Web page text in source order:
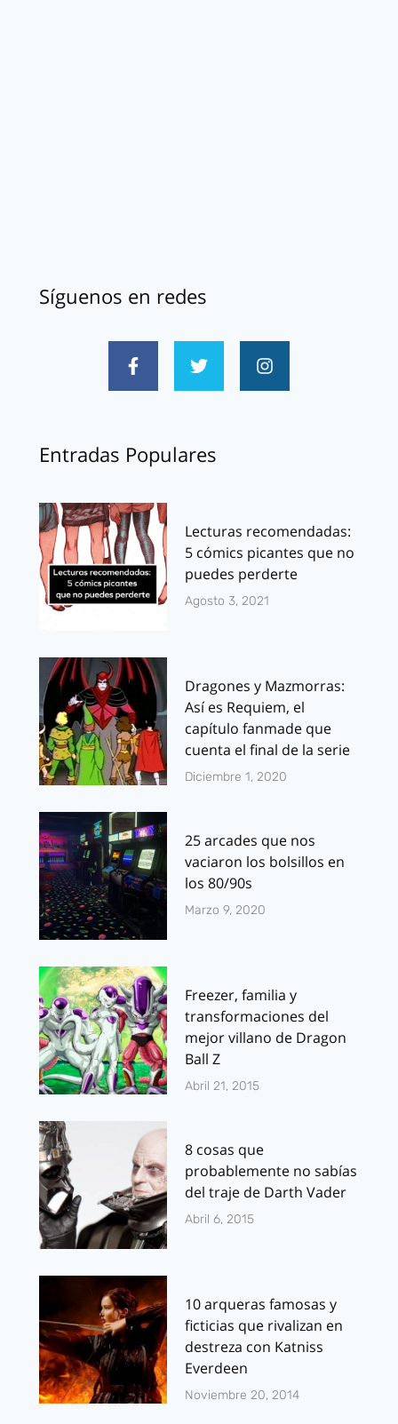
Síguenos en redes
Entradas Populares
Lecturas recomendadas:
5 cómics picantes que no
puedes perderte
Agosto 3, 2021
Dragones y Mazmorras:
Así es Requiem, el
capítulo fanmade que
cuenta el final de la serie
Diciembre 1, 2020
25 arcades que nos
vaciaron los bolsillos en
los 80/90s
Marzo 9, 2020
Freezer, familia y
transformaciones del
mejor villano de Dragon
Ball Z
Abril 21, 2015
8 cosas que
probablemente no sabías
del traje de Darth Vader
Abril 6, 2015
10 arqueras famosas y
ficticias que rivalizan en
destreza con Katniss
Everdeen
Noviembre 20, 2014